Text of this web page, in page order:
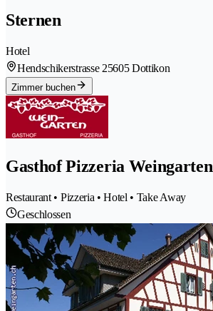
Sternen
Hotel
Hendschikerstrasse 25605 Dottikon
Zimmer buchen
Gasthof Pizzeria Weingarten
Restaurant • Pizzeria • Hotel • Take Away
Geschlossen